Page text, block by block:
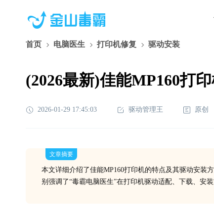
首页 电脑医生 打印机修复 驱动安装
(2026最新)佳能MP160打
2026-01-29 17:45:03 驱动管理王 原创
文章摘要
本文详细介绍了佳能MP160打印机的特点及其驱动安装
别强调了“毒霸电脑医生”在打印机驱动适配、下载、安装